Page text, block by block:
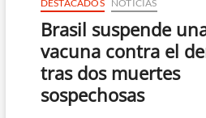
DESTACADOS NOTICIAS
Brasil suspende
vacuna contra el
tras dos muertes
sospechosas